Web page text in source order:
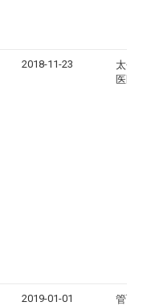
2018-11-23
太仓
医医
2019-01-01 管飞